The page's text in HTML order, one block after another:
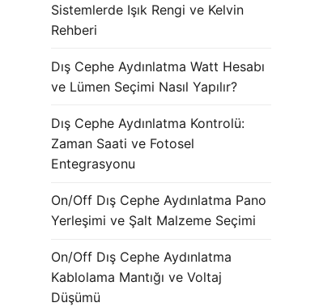
Sistemlerde Işık Rengi ve Kelvin
Rehberi
Dış Cephe Aydınlatma Watt Hesabı
ve Lümen Seçimi Nasıl Yapılır?
Dış Cephe Aydınlatma Kontrolü:
Zaman Saati ve Fotosel
Entegrasyonu
On/Off Dış Cephe Aydınlatma Pano
Yerleşimi ve Şalt Malzeme Seçimi
On/Off Dış Cephe Aydınlatma
Kablolama Mantığı ve Voltaj
Düşümü